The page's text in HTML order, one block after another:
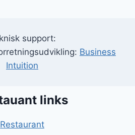
support:
Business
Intuition
links
Restaurant